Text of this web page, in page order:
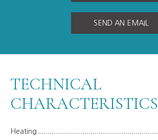
SEND AN EMAIL
TECHNICAL
CHARACTERISTICS
Heating